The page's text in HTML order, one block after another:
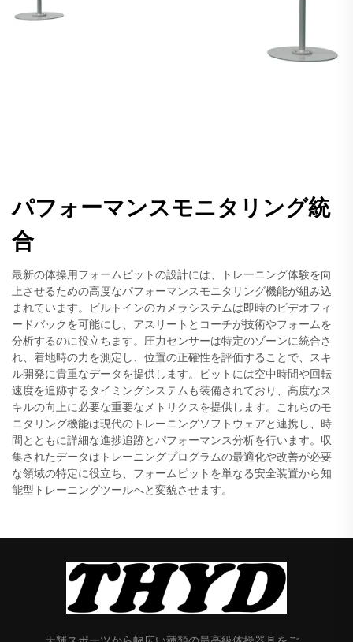
パフォーマンスモニタリング統
合
最新の体操用フォームピットの設計には、トレーニング体験を向
上させるための高度なパフォーマンスモニタリング機能が組み込
まれています。ビルトインのカメラシステムは即時のビデオフィ
ードバックを可能にし、アスリートとコーチが技術やフォームを
分析するのに役立ちます。圧力センサーは特定のゾーンに統合さ
れ、着地時の力を測定し、位置の正確性を評価することで、スキ
ル開発に貴重なデータを提供します。ピットには空中時間や回転
速度を追跡するタイミングシステムも装備されており、高度なス
キルの向上に必要な重要なメトリクスを提供します。これらのモ
ニタリング機能は現代のトレーニングソフトウェアと連携し、時
間とともに詳細な進捗追跡とパフォーマンス分析を行います。収
集されたデータはトレーニングプログラムの最適化や改善が必要
な領域の特定に役立ち、フォームピットを単なる安全装置から知
能型トレーニングツールへと変貌させます。